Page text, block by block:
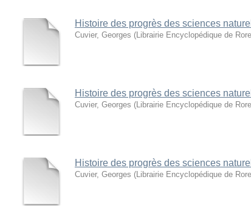
Histoire des progrès des sciences
Cuvier, Georges (Librairie Encyclopédique de
Histoire des progrès des sciences
Cuvier, Georges (Librairie Encyclopédique de
Histoire des progrès des sciences
Cuvier, Georges (Librairie Encyclopédique de